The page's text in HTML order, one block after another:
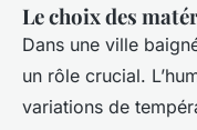
Le choix des
Dans une ville
un rôle crucial.
variations de